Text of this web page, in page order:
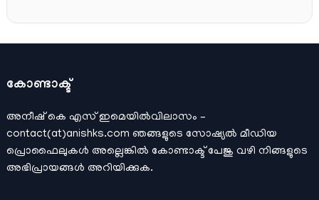
കോണ്ടാക്ട്
അനീഷ്‌ കെ എസ് ഇമെയില്‍വിലാസം –
contact(at)anishks.com ഞങ്ങളുടെ സോഷ്യല്‍ മീഡിയ
പ്രൊഫൈലുകള്‍ അല്ലെങ്കില്‍ കോണ്ടാക്ട്പേജു വഴി നിങ്ങളുടെ
അഭിപ്രായങ്ങള്‍ അറിയിക്കുക.